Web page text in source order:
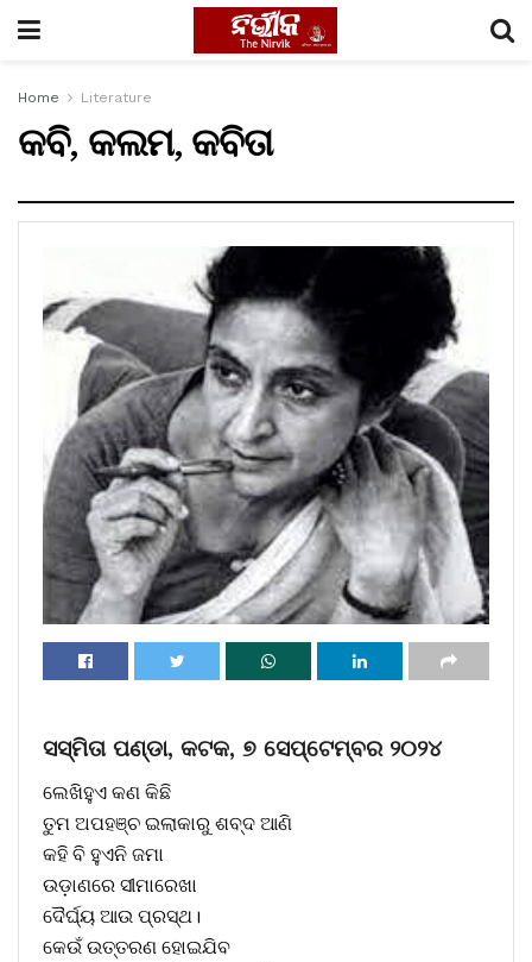
Home Literature
କବି, କଲମ, କବିତା
ସସ୍ମିତା ପଣ୍ଡା, କଟକ, ୭ ସେପ୍ଟେମ୍ବର ୨୦୨୪
ଲେଖିହୁଏ କଣ କିଛି
ତୁମ ଅପହଞ୍ଚ ଇଲାକାରୁ ଶବ୍ଦ ଆଣି
କହି ବି ହୁଏନି ଜମା
ଉଡ଼ାଣରେ ସୀମାରେଖା
ଦୈର୍ଘ୍ୟ ଆଉ ପ୍ରସ୍ଥ।
କେଉଁ ଉତ୍ତରଣ ହୋଇଯିବ